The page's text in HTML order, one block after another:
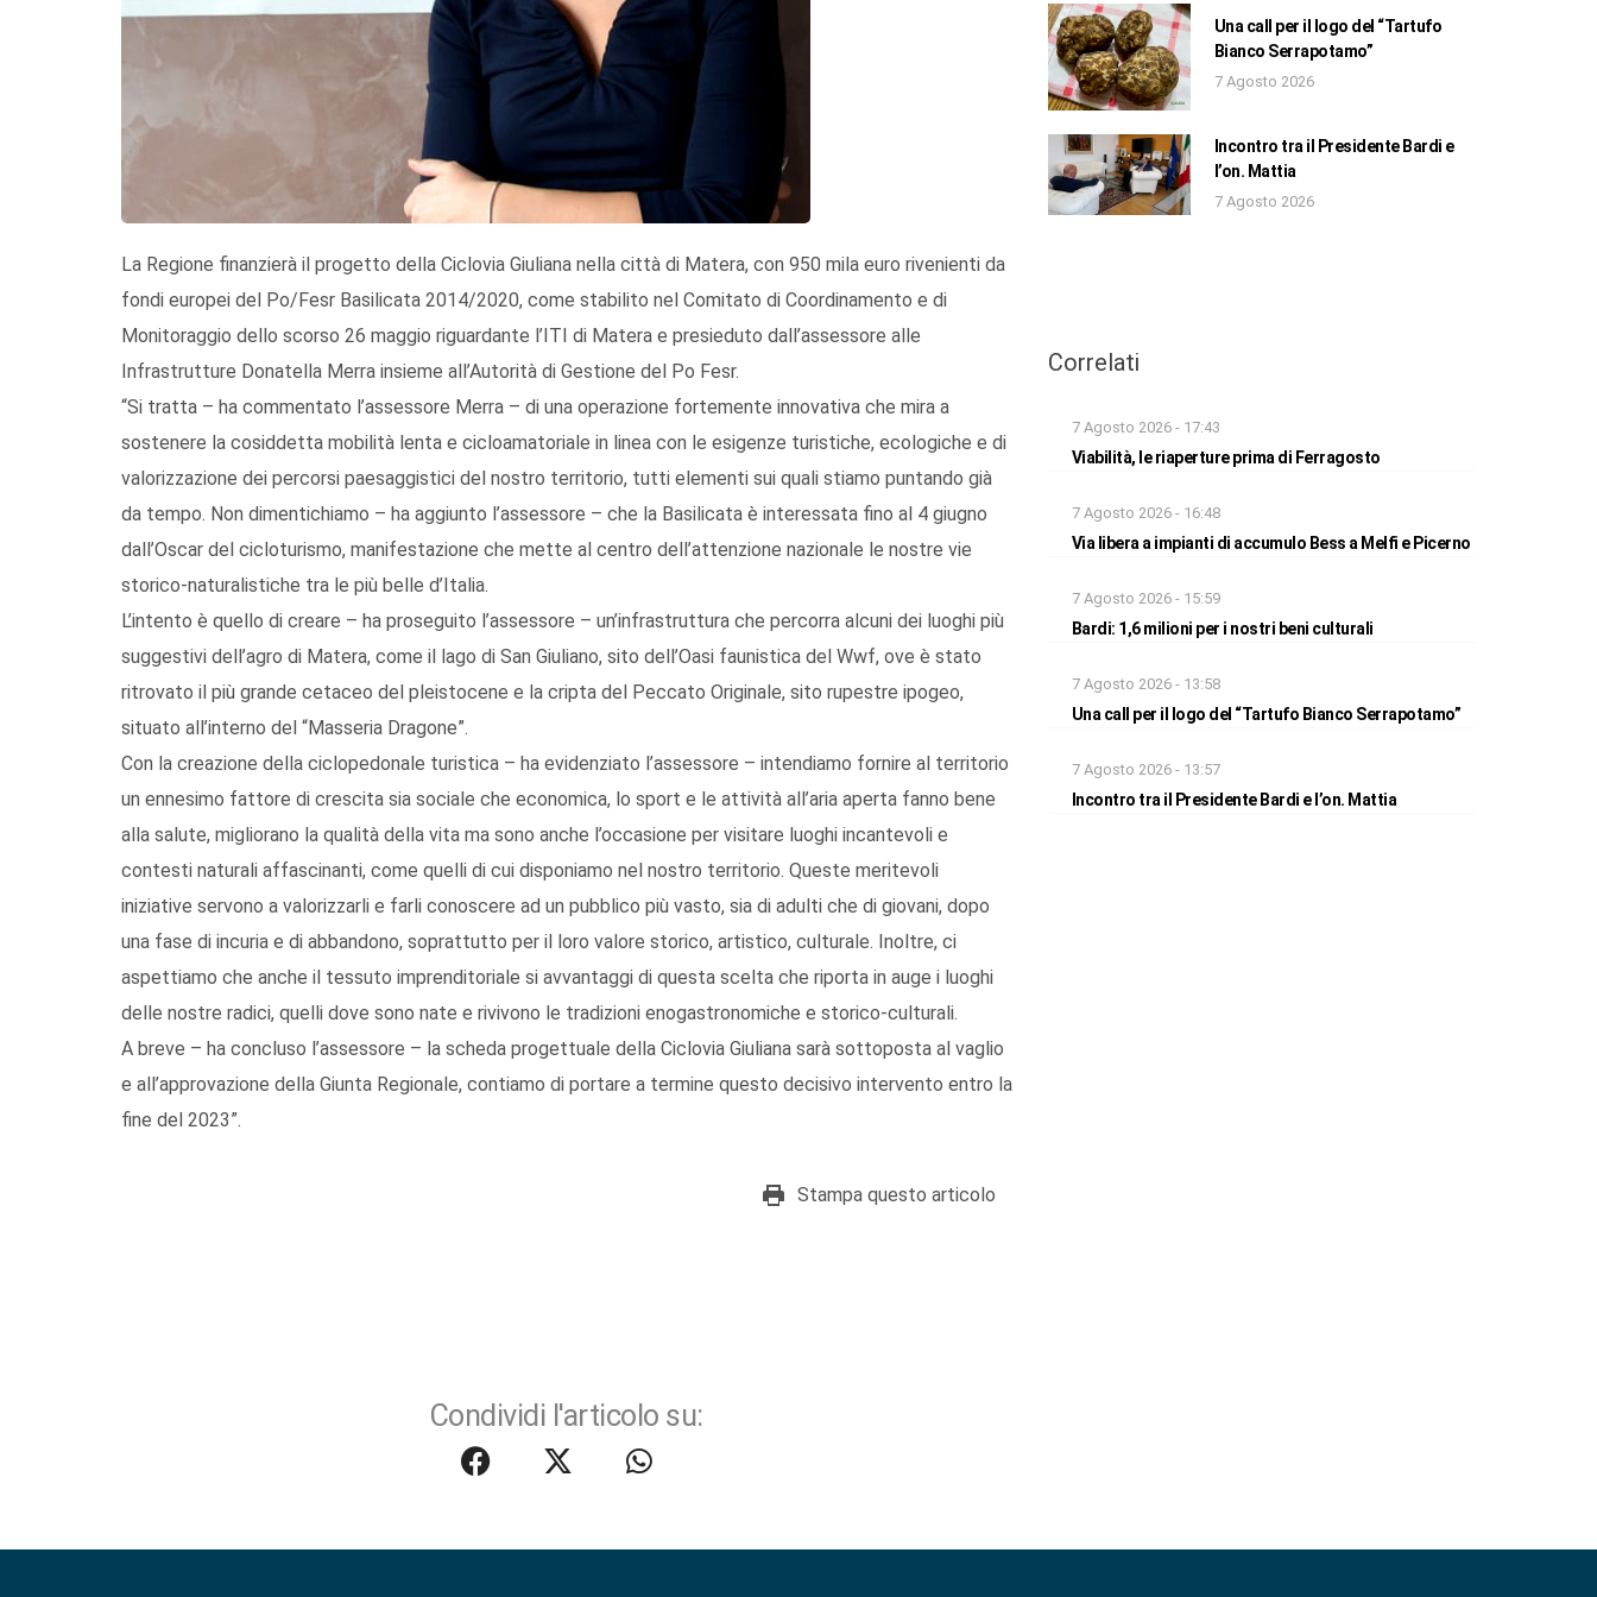
La Regione finanzierà il progetto della Ciclovia Giuliana nella città di Matera, con 950 mila euro rivenienti da
fondi europei del Po/Fesr Basilicata 2014/2020, come stabilito nel Comitato di Coordinamento e di
Monitoraggio dello scorso 26 maggio riguardante l’ITI di Matera e presieduto dall’assessore alle
Infrastrutture Donatella Merra insieme all’Autorità di Gestione del Po Fesr.
“Si tratta – ha commentato l’assessore Merra – di una operazione fortemente innovativa che mira a
sostenere la cosiddetta mobilità lenta e cicloamatoriale in linea con le esigenze turistiche, ecologiche e di
valorizzazione dei percorsi paesaggistici del nostro territorio, tutti elementi sui quali stiamo puntando già
da tempo. Non dimentichiamo – ha aggiunto l’assessore – che la Basilicata è interessata fino al 4 giugno
dall’Oscar del cicloturismo, manifestazione che mette al centro dell’attenzione nazionale le nostre vie
storico-naturalistiche tra le più belle d’Italia.
L’intento è quello di creare – ha proseguito l’assessore – un’infrastruttura che percorra alcuni dei luoghi più
suggestivi dell’agro di Matera, come il lago di San Giuliano, sito dell’Oasi faunistica del Wwf, ove è stato
ritrovato il più grande cetaceo del pleistocene e la cripta del Peccato Originale, sito rupestre ipogeo,
situato all’interno del “Masseria Dragone”.
Con la creazione della ciclopedonale turistica – ha evidenziato l’assessore – intendiamo fornire al territorio
un ennesimo fattore di crescita sia sociale che economica, lo sport e le attività all’aria aperta fanno bene
alla salute, migliorano la qualità della vita ma sono anche l’occasione per visitare luoghi incantevoli e
contesti naturali affascinanti, come quelli di cui disponiamo nel nostro territorio. Queste meritevoli
iniziative servono a valorizzarli e farli conoscere ad un pubblico più vasto, sia di adulti che di giovani, dopo
una fase di incuria e di abbandono, soprattutto per il loro valore storico, artistico, culturale. Inoltre, ci
aspettiamo che anche il tessuto imprenditoriale si avvantaggi di questa scelta che riporta in auge i luoghi
delle nostre radici, quelli dove sono nate e rivivono le tradizioni enogastronomiche e storico-culturali.
A breve – ha concluso l’assessore – la scheda progettuale della Ciclovia Giuliana sarà sottoposta al vaglio
e all’approvazione della Giunta Regionale, contiamo di portare a termine questo decisivo intervento entro la
fine del 2023”.
Stampa questo articolo
Condividi l'articolo su:
Una call per il logo del “Tartufo
Bianco Serrapotamo”
7 Agosto 2026
Incontro tra il Presidente Bardi e
l’on. Mattia
7 Agosto 2026
Correlati
7 Agosto 2026 - 17:43
Viabilità, le riaperture prima di Ferragosto
7 Agosto 2026 - 16:48
Via libera a impianti di accumulo Bess a Melfi e Picerno
7 Agosto 2026 - 15:59
Bardi: 1,6 milioni per i nostri beni culturali
7 Agosto 2026 - 13:58
Una call per il logo del “Tartufo Bianco Serrapotamo”
7 Agosto 2026 - 13:57
Incontro tra il Presidente Bardi e l’on. Mattia